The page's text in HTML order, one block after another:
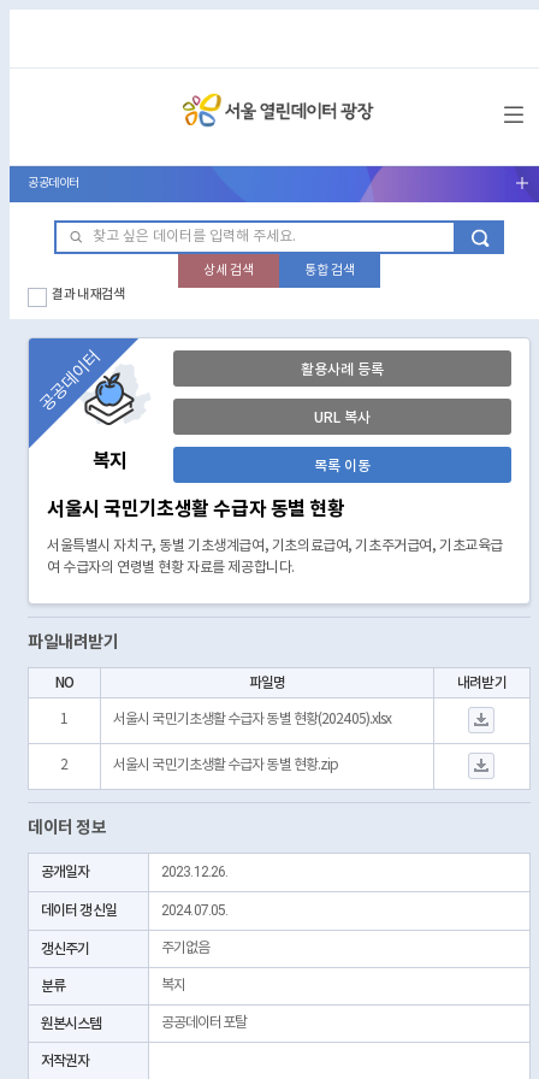
메뉴 열기
공공데이터 서브메뉴 열기
상세 검색
통합 검색
결과 내 재검색
복지
공공데이터 활용사례 등록
URL 복사
목록 이동
서울시 국민기초생활 수급자 동별 현황
서울특별시 자치구, 동별 기초생계급여, 기초의료급여, 기초주거급여, 기초교육급
여 수급자의 연령별 현황 자료를 제공합니다.
파일내려받기
NO 파일명 내려받기
1 서울시 국민기초생활 수급자 동별 현황(202405).xlsx
서울시 국민기초
2 서울시 국민기초생활 수급자 동별 현황.zip
서울시 국민기초
데이터 정보
공개일자 2023.12.26.
데이터 갱신일 2024.07.05.
갱신주기 주기없음
분류 복지
원본시스템 공공데이터포탈
저작권자